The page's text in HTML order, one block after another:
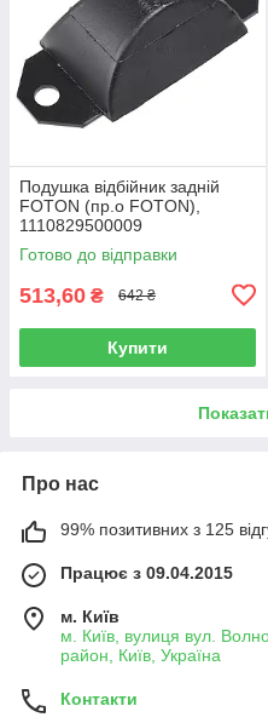
Подушка відбійник задній
FOTON (пр.о FOTON),
1110829500009
Готово до відправки
513,60 ₴ 642 ₴
Купити
Про нас
99% позитивних з 125
Працює з 09.04.2015
м. Київ
м. Київ, вулиця вул.
район, Київ, Україна
Контакти